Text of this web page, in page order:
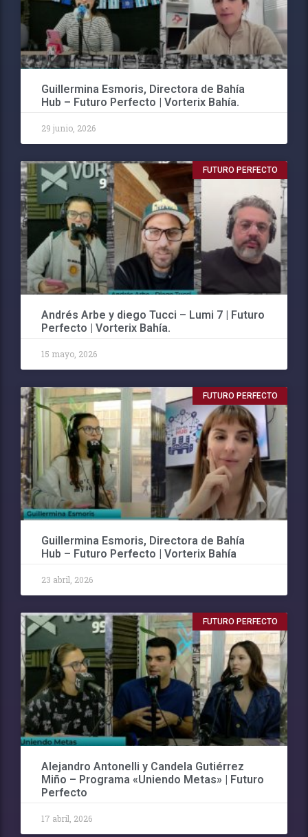
Guillermina Esmoris, Directora de Bahía
Hub – Futuro Perfecto | Vorterix Bahía.
29 junio, 2026
FUTURO PERFECTO
Andrés Arbe y diego Tucci – Lumi 7 | Futuro
Perfecto | Vorterix Bahía.
15 mayo, 2026
FUTURO PERFECTO
Guillermina Esmoris, Directora de Bahía
Hub – Futuro Perfecto | Vorterix Bahía
23 abril, 2026
FUTURO PERFECTO
Alejandro Antonelli y Candela Gutiérrez
Miño – Programa «Uniendo Metas» | Futuro
Perfecto
17 abril, 2026